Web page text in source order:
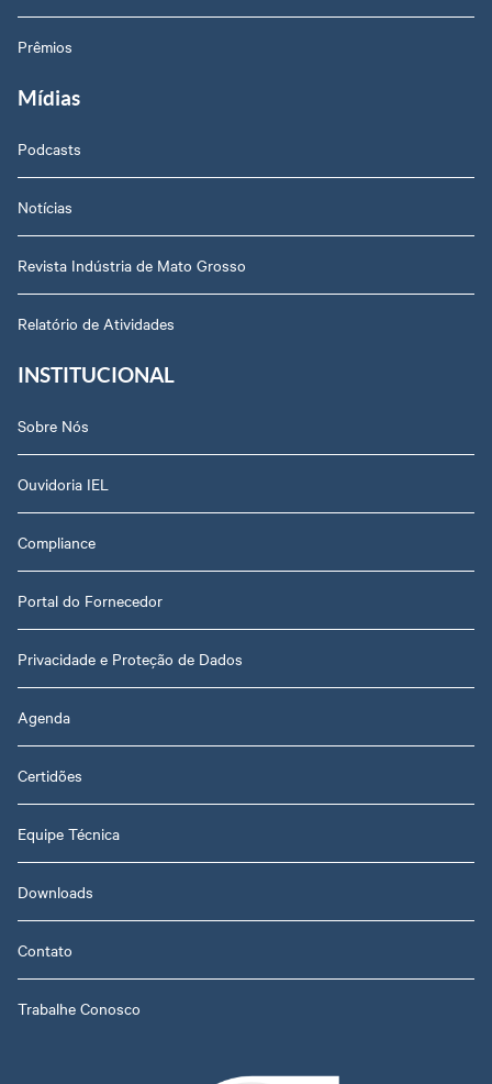
Prêmios
Mídias
Podcasts
Notícias
Revista Indústria de Mato Grosso
Relatório de Atividades
INSTITUCIONAL
Sobre Nós
Ouvidoria IEL
Compliance
Portal do Fornecedor
Privacidade e Proteção de Dados
Agenda
Certidões
Equipe Técnica
Downloads
Contato
Trabalhe Conosco